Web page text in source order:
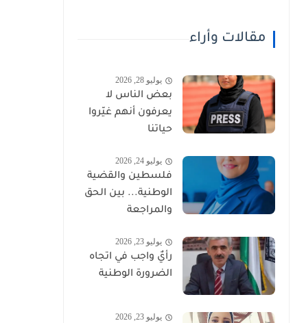
مقالات وأراء
يوليو 28, 2026
بعض الناس لا
يعرفون أنهم غيّروا
حياتنا
يوليو 24, 2026
فلسطين والقضية
الوطنية... بين الحق
والمراجعة
يوليو 23, 2026
رأيٌ واجب في اتجاه
الضرورة الوطنية
يوليو 23, 2026